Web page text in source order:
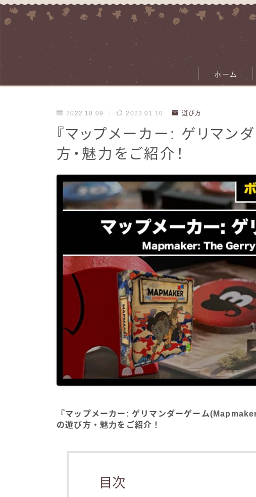
ホーム
2022.10.09 2023.01.10 遊び方
『マップメーカー: ゲリマン
方・魅力をご紹介！
『マップメーカー: ゲリマンダーゲーム
の遊び方・魅力をご紹介！
目次